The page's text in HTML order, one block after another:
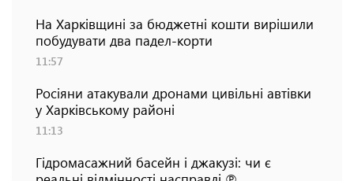
На Харківщині за бюджетні кошти вирішили
побудувати два падел-корти
11:57
Росіяни атакували дронами цивільні автівки
у Харківському районі
11:13
Гідромасажний басейн і джакузі: чи є